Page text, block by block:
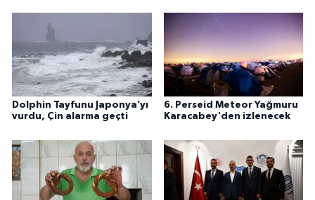
Dolphin Tayfunu Japonya’yı
vurdu, Çin alarma geçti
6. Perseid Meteor Yağmuru
Karacabey'den izlenecek